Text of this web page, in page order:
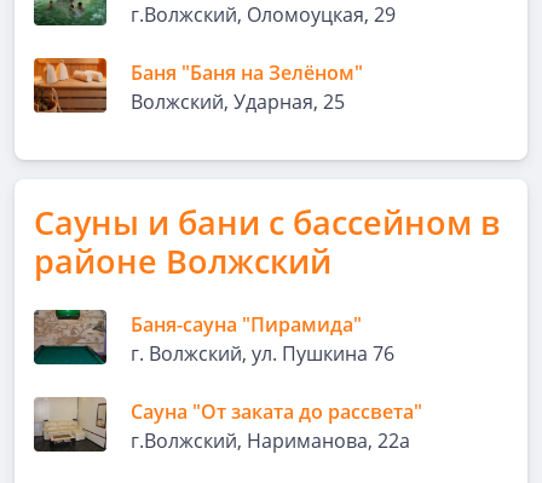
г.Волжский, Оломоуцкая, 29
Баня "Баня на Зелёном"
Волжский, Ударная, 25
Сауны и бани с бассейном в
районе Волжский
Баня-сауна "Пирамида"
г. Волжский, ул. Пушкина 76
Сауна "От заката до рассвета"
г.Волжский, Нариманова, 22а